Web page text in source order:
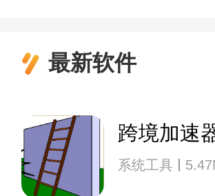
最新软件
跨境加速
系统工具